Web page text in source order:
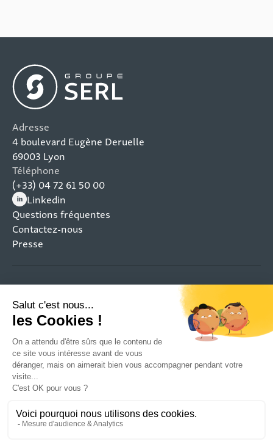
Adresse
4 boulevard Eugène Deruelle
69003 Lyon
Téléphone
(+33) 04 72 61 50 00
Linkedin
(nouvelle fenêtre)
Questions fréquentes
Contactez-nous
Presse
Mentions légales
Plan du site
Politique de confidentialité
Restez connecté aux projets qui transforment les
territoires
En vous inscrivant, vous acceptez notre politique de
confidentialité et consentez à recevoir nos communications.